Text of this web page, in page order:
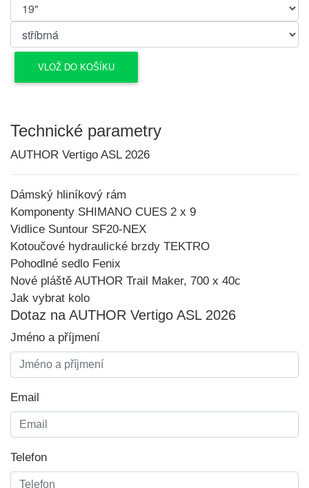
Technické parametry
AUTHOR Vertigo ASL 2026
Dámský hliníkový rám
Komponenty SHIMANO CUES 2 x 9
Vidlice Suntour SF20-NEX
Kotoučové hydraulické brzdy TEKTRO
Pohodlné sedlo Fenix
Nové pláště AUTHOR Trail Maker, 700 x 40c
Jak vybrat kolo
Dotaz na AUTHOR Vertigo ASL 2026
Jméno a příjmení
Email
Telefon